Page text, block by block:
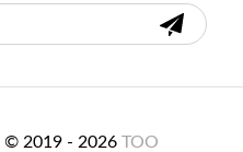
© 2019 - 2026 ТОО